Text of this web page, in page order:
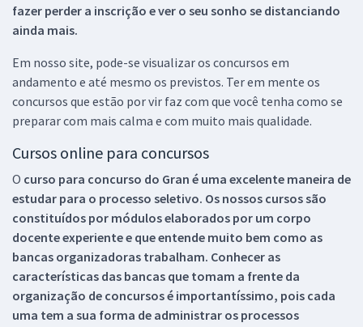
fazer perder a inscrição e ver o seu sonho se distanciando
ainda mais.
Em nosso site, pode-se visualizar os concursos em
andamento e até mesmo os previstos. Ter em mente os
concursos que estão por vir faz com que você tenha como se
preparar com mais calma e com muito mais qualidade.
Cursos online para concursos
O curso para concurso do Gran é uma excelente maneira de
estudar para o processo seletivo. Os nossos cursos são
constituídos por módulos elaborados por um corpo
docente experiente e que entende muito bem como as
bancas organizadoras trabalham. Conhecer as
características das bancas que tomam a frente da
organização de concursos é importantíssimo, pois cada
uma tem a sua forma de administrar os processos